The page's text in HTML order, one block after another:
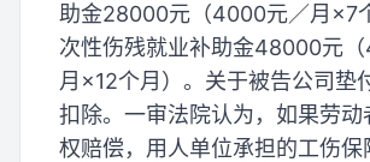
助金28000元（4000元／月×7
次性伤残就业补助金48000元
月×12个月）。关于被告公司垫
扣除。一审法院认为，如果劳动
权赔偿，用人单位承担的工伤保